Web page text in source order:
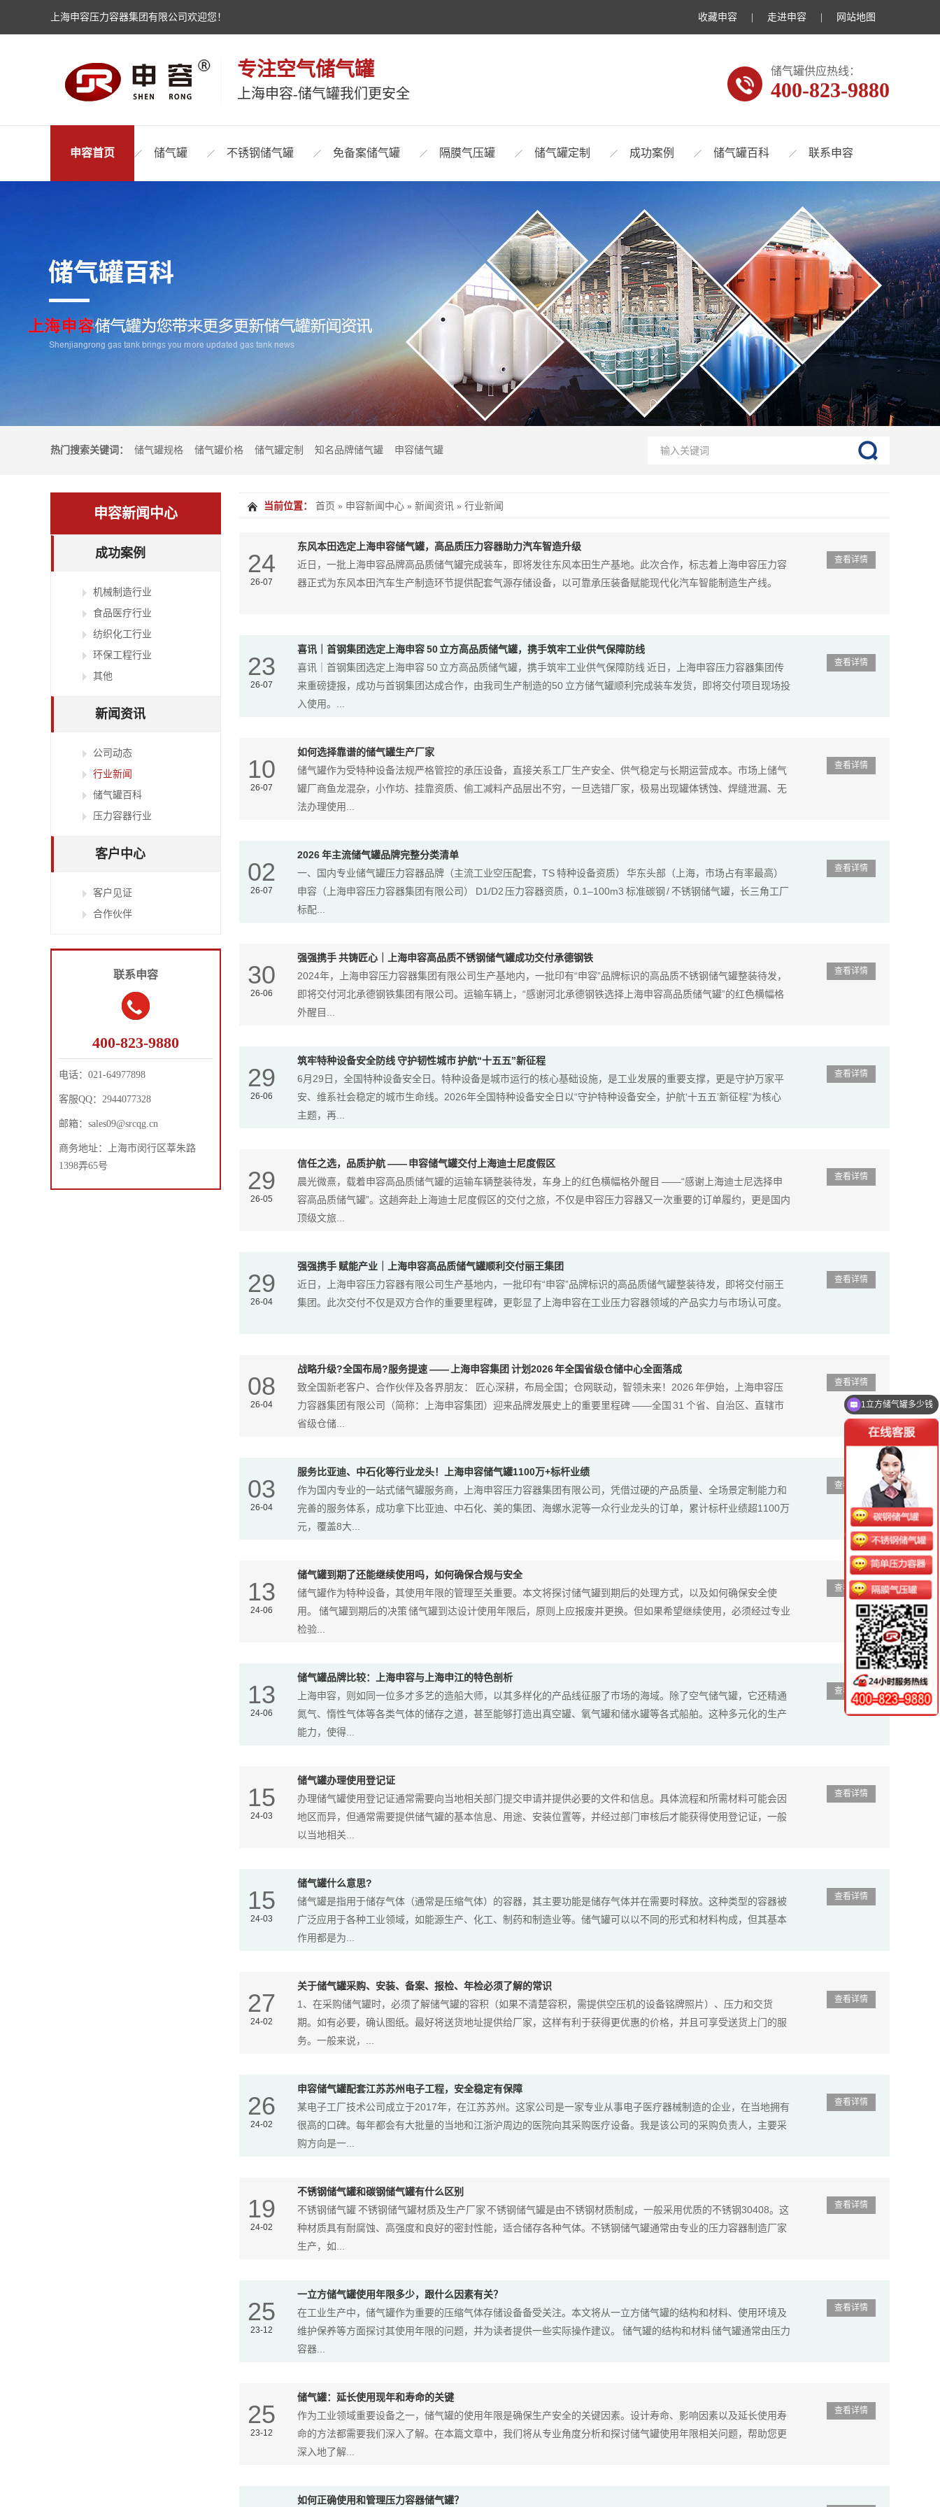
上海申容压力容器集团有限公司欢迎您！ 收藏申容 走进申容 网站地图
专注空气储气罐
上海申容-储气罐我们更安全
储气罐供应热线：
400-823-9880
申容首页 储气罐 不锈钢储气罐 免备案储气罐 隔膜气压罐 储气罐定制 成功案例 储气罐百科 联系申容
热门搜索关键词： 储气罐规格 储气罐价格 储气罐定制 知名品牌储气罐 申容储气罐
申容新闻中心
成功案例
机械制造行业
食品医疗行业
纺织化工行业
环保工程行业
其他
新闻资讯
公司动态
行业新闻
储气罐百科
压力容器行业
客户中心
客户见证
合作伙伴
联系申容
400-823-9880
电话： 021-64977898
客服QQ： 2944077328
邮箱： sales09@srcqg.cn
商务地址：
上海市闵行区莘朱路
1398弄65号
当前位置： 首页 » 申容新闻中心 » 新闻资讯 » 行业新闻
查看详情
24
26-07
东风本田选定上海申容储气罐，高品质压力容器助力汽车智造升级
近日，一批上海申容品牌高品质储气罐完成装车，即将发往东风本田生产基地。此次合作，标志着上海申容压力容
器正式为东风本田汽车生产制造环节提供配套气源存储设备，以可靠承压装备赋能现代化汽车智能制造生产线。
查看详情
23
26-07
喜讯｜首钢集团选定上海申容 50 立方高品质储气罐，携手筑牢工业供气保障防线
喜讯｜首钢集团选定上海申容 50 立方高品质储气罐，携手筑牢工业供气保障防线 近日，上海申容压力容器集团传
来重磅捷报，成功与首钢集团达成合作，由我司生产制造的50 立方储气罐顺利完成装车发货，即将交付项目现场投
入使用。...
查看详情
10
26-07
如何选择靠谱的储气罐生产厂家
储气罐作为受特种设备法规严格管控的承压设备，直接关系工厂生产安全、供气稳定与长期运营成本。市场上储气
罐厂商鱼龙混杂，小作坊、挂靠资质、偷工减料产品层出不穷，一旦选错厂家，极易出现罐体锈蚀、焊缝泄漏、无
法办理使用...
查看详情
02
26-07
2026 年主流储气罐品牌完整分类清单
一、国内专业储气罐压力容器品牌（主流工业空压配套，TS 特种设备资质） 华东头部（上海，市场占有率最高）
申容（上海申容压力容器集团有限公司） D1/D2 压力容器资质，0.1–100m3 标准碳钢 / 不锈钢储气罐，长三角工厂
标配...
查看详情
30
26-06
强强携手 共铸匠心｜上海申容高品质不锈钢储气罐成功交付承德钢铁
2024年，上海申容压力容器集团有限公司生产基地内，一批印有“申容”品牌标识的高品质不锈钢储气罐整装待发，
即将交付河北承德钢铁集团有限公司。运输车辆上，“感谢河北承德钢铁选择上海申容高品质储气罐”的红色横幅格
外醒目...
查看详情
29
26-06
筑牢特种设备安全防线 守护韧性城市 护航“十五五”新征程
6月29日，全国特种设备安全日。特种设备是城市运行的核心基础设施，是工业发展的重要支撑，更是守护万家平
安、维系社会稳定的城市生命线。2026年全国特种设备安全日以“守护特种设备安全，护航‘十五五’新征程”为核心
主题，再...
查看详情
29
26-05
信任之选，品质护航 —— 申容储气罐交付上海迪士尼度假区
晨光微熹，载着申容高品质储气罐的运输车辆整装待发，车身上的红色横幅格外醒目 ——“感谢上海迪士尼选择申
容高品质储气罐”。这趟奔赴上海迪士尼度假区的交付之旅，不仅是申容压力容器又一次重要的订单履约，更是国内
顶级文旅...
查看详情
29
26-04
强强携手 赋能产业｜上海申容高品质储气罐顺利交付丽王集团
近日，上海申容压力容器有限公司生产基地内，一批印有“申容”品牌标识的高品质储气罐整装待发，即将交付丽王
集团。此次交付不仅是双方合作的重要里程碑，更彰显了上海申容在工业压力容器领域的产品实力与市场认可度。
查看详情
08
26-04
战略升级?全国布局?服务提速 —— 上海申容集团 计划2026 年全国省级仓储中心全面落成
致全国新老客户、合作伙伴及各界朋友： 匠心深耕，布局全国；仓网联动，智领未来！2026 年伊始，上海申容压
力容器集团有限公司（简称：上海申容集团）迎来品牌发展史上的重要里程碑 ——全国 31 个省、自治区、直辖市
省级仓储...
查看详情
03
26-04
服务比亚迪、中石化等行业龙头！上海申容储气罐1100万+标杆业绩
作为国内专业的一站式储气罐服务商，上海申容压力容器集团有限公司，凭借过硬的产品质量、全场景定制能力和
完善的服务体系，成功拿下比亚迪、中石化、美的集团、海螺水泥等一众行业龙头的订单，累计标杆业绩超1100万
元，覆盖8大...
查看详情
13
24-06
储气罐到期了还能继续使用吗，如何确保合规与安全
储气罐作为特种设备，其使用年限的管理至关重要。本文将探讨储气罐到期后的处理方式，以及如何确保安全使
用。 储气罐到期后的决策 储气罐到达设计使用年限后，原则上应报废并更换。但如果希望继续使用，必须经过专业
检验...
查看详情
13
24-06
储气罐品牌比较：上海申容与上海申江的特色剖析
上海申容，则如同一位多才多艺的造船大师，以其多样化的产品线征服了市场的海域。除了空气储气罐，它还精通
氮气、惰性气体等各类气体的储存之道，甚至能够打造出真空罐、氧气罐和储水罐等各式船舶。这种多元化的生产
能力，使得...
查看详情
15
24-03
储气罐办理使用登记证
办理储气罐使用登记证通常需要向当地相关部门提交申请并提供必要的文件和信息。具体流程和所需材料可能会因
地区而异，但通常需要提供储气罐的基本信息、用途、安装位置等，并经过部门审核后才能获得使用登记证，一般
以当地相关...
查看详情
15
24-03
储气罐什么意思?
储气罐是指用于储存气体（通常是压缩气体）的容器，其主要功能是储存气体并在需要时释放。这种类型的容器被
广泛应用于各种工业领域，如能源生产、化工、制药和制造业等。储气罐可以以不同的形式和材料构成，但其基本
作用都是为...
查看详情
27
24-02
关于储气罐采购、安装、备案、报检、年检必须了解的常识
1、在采购储气罐时，必须了解储气罐的容积（如果不清楚容积，需提供空压机的设备铭牌照片）、压力和交货
期。如有必要，确认图纸。最好将送货地址提供给厂家，这样有利于获得更优惠的价格，并且可享受送货上门的服
务。一般来说，...
查看详情
26
24-02
申容储气罐配套江苏苏州电子工程，安全稳定有保障
某电子工厂技术公司成立于2017年，在江苏苏州。这家公司是一家专业从事电子医疗器械制造的企业，在当地拥有
很高的口碑。每年都会有大批量的当地和江浙沪周边的医院向其采购医疗设备。我是该公司的采购负责人，主要采
购方向是一...
查看详情
19
24-02
不锈钢储气罐和碳钢储气罐有什么区别
不锈钢储气罐 不锈钢储气罐材质及生产厂家 不锈钢储气罐是由不锈钢材质制成，一般采用优质的不锈钢30408。这
种材质具有耐腐蚀、高强度和良好的密封性能，适合储存各种气体。不锈钢储气罐通常由专业的压力容器制造厂家
生产，如...
查看详情
25
23-12
一立方储气罐使用年限多少，跟什么因素有关？
在工业生产中，储气罐作为重要的压缩气体存储设备备受关注。本文将从一立方储气罐的结构和材料、使用环境及
维护保养等方面探讨其使用年限的问题，并为读者提供一些实际操作建议。 储气罐的结构和材料 储气罐通常由压力
容器...
查看详情
25
23-12
储气罐：延长使用现年和寿命的关键
作为工业领域重要设备之一，储气罐的使用年限是确保生产安全的关键因素。设计寿命、影响因素以及延长使用寿
命的方法都需要我们深入了解。在本篇文章中，我们将从专业角度分析和探讨储气罐使用年限相关问题，帮助您更
深入地了解...
如何正确使用和管理压力容器储气罐？
1立方储气罐多少钱